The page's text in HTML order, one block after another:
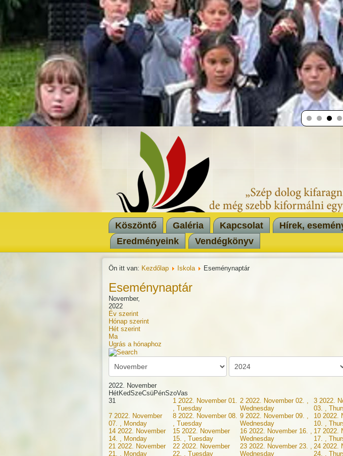
Köszöntő Galéria Kapcsolat Hírek,
Eredményeink
Vendégkönyv
Ön itt van: Kezdőlap Iskola Eseménynaptár
Eseménynaptár
November,
2022
Év szerint
Hónap szerint
Hét szerint
Ma
Ugrás a hónaphoz
2022. November
HétKedSzeCsüPénSzoVas
31
1 2022. November 01.
, Tuesday
2 2022. November 02. ,
Wednesday
3 2022.
03. ,
7 2022. November
07. , Monday
8 2022. November 08.
, Tuesday
9 2022. November 09. ,
Wednesday
10 2022.
10. ,
14 2022. November
14. , Monday
15 2022. November
15. , Tuesday
16 2022. November 16. ,
Wednesday
17 2022.
17. ,
21 2022. November
21. , Monday
22 2022. November
22. , Tuesday
23 2022. November 23. ,
Wednesday
24 2022.
24. ,